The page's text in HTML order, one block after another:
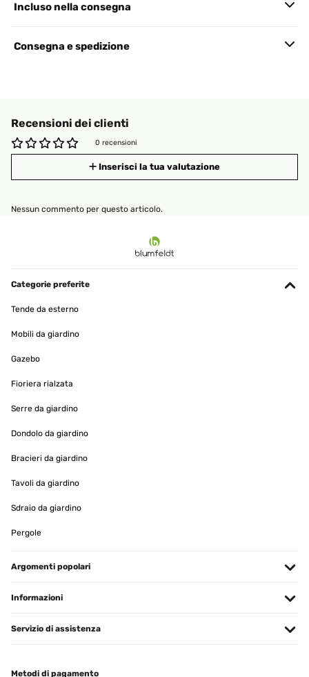
Incluso nella consegna
Consegna e spedizione
Recensioni dei clienti
0 recensioni
Inserisci la tua valutazione
Nessun commento per questo articolo.
Categorie preferite
Tende da esterno
Mobili da giardino
Gazebo
Fioriera rialzata
Serre da giardino
Dondolo da giardino
Bracieri da giardino
Tavoli da giardino
Sdraio da giardino
Pergole
Argomenti popolari
Informazioni
Servizio di assistenza
Metodi di pagamento